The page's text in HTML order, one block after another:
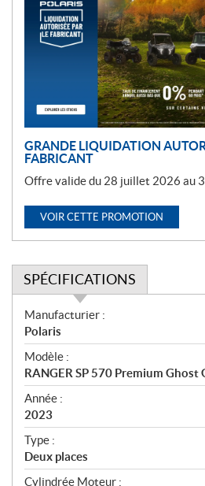
GRANDE LIQUIDATION
FABRICANT
Offre valide du 28 juillet 2026 au
VOIR CETTE PROMOTION
SPÉCIFICATIONS
S
p
é
c
i
f
i
c
a
t
Manufacturier :
Polaris
Modèle :
RANGER SP 570 Premium Ghost
Année :
2023
Type :
Deux places
Cylindrée Moteur :